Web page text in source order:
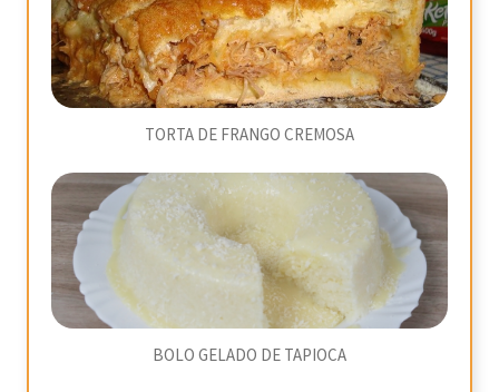
TORTA DE FRANGO CREMOSA
BOLO GELADO DE TAPIOCA